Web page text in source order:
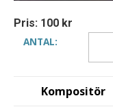
Pris: 100 kr
ANTAL:
Kompositör